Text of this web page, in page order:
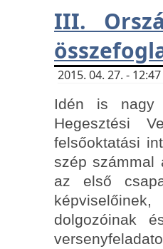
III.
2015. 04. 27. -
Idén is nagy
Hegesztési
felsőoktatási
szép számmal
az első
dolgozóinak